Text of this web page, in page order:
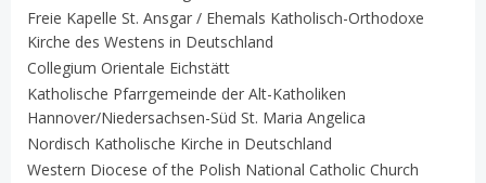
Freie Kapelle St. Ansgar / Ehemals Katholisch-Orthodoxe
Kirche des Westens in Deutschland
Collegium Orientale Eichstätt
Katholische Pfarrgemeinde der Alt-Katholiken
Hannover/Niedersachsen-Süd St. Maria Angelica
Nordisch Katholische Kirche in Deutschland
Western Diocese of the Polish National Catholic Church